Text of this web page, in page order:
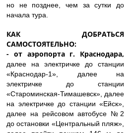
но не позднее, чем за сутки до
начала тура.
КАК ДОБРАТЬСЯ
САМОСТОЯТЕЛЬНО:
- от аэропорта г. Краснодара,
далее на электричке до станции
«Краснодар-1», далее на
электричке до станции
«Староминская-Тимашевск», далее
на электричке до станции «Ейск»,
далее на рейсовом автобусе №2
до остановки «Центральный пляж»,